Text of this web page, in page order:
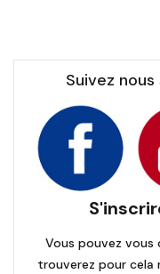
Suivez
Vous pouvez
trouverez pour